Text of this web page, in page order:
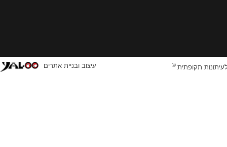
תקופתית © עיצוב ובניית אתרים